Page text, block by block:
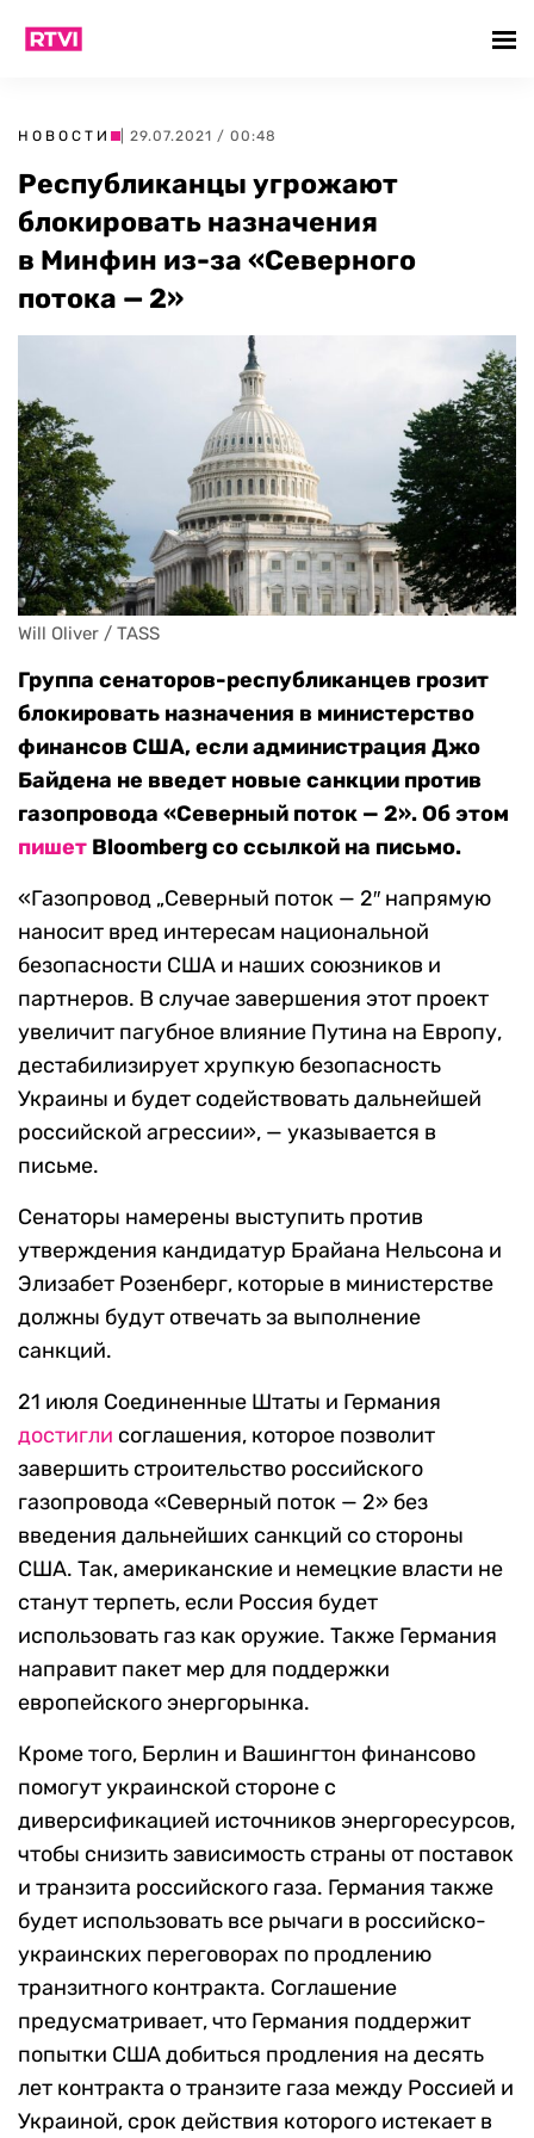
НОВОСТИ | 29.07.2021 / 00:48
Республиканцы угрожают
блокировать назначения
в Минфин из-за «Северного
потока — 2»
Will Oliver / TASS
Группа сенаторов-республиканцев грозит
блокировать назначения в министерство
финансов США, если администрация Джо
Байдена не введет новые санкции против
газопровода «Северный поток — 2». Об этом
пишет Bloomberg со ссылкой на письмо.
«Газопровод „Северный поток — 2″ напрямую
наносит вред интересам национальной
безопасности США и наших союзников и
партнеров. В случае завершения этот проект
увеличит пагубное влияние Путина на Европу,
дестабилизирует хрупкую безопасность
Украины и будет содействовать дальнейшей
российской агрессии», — указывается в
письме.
Сенаторы намерены выступить против
утверждения кандидатур Брайана Нельсона и
Элизабет Розенберг, которые в министерстве
должны будут отвечать за выполнение
санкций.
21 июля Соединенные Штаты и Германия
достигли соглашения, которое позволит
завершить строительство российского
газопровода «Северный поток — 2» без
введения дальнейших санкций со стороны
США. Так, американские и немецкие власти не
станут терпеть, если Россия будет
использовать газ как оружие. Также Германия
направит пакет мер для поддержки
европейского энергорынка.
Кроме того, Берлин и Вашингтон финансово
помогут украинской стороне с
диверсификацией источников энергоресурсов,
чтобы снизить зависимость страны от поставок
и транзита российского газа. Германия также
будет использовать все рычаги в российско-
украинских переговорах по продлению
транзитного контракта. Соглашение
предусматривает, что Германия поддержит
попытки США добиться продления на десять
лет контракта о транзите газа между Россией и
Украиной, срок действия которого истекает в